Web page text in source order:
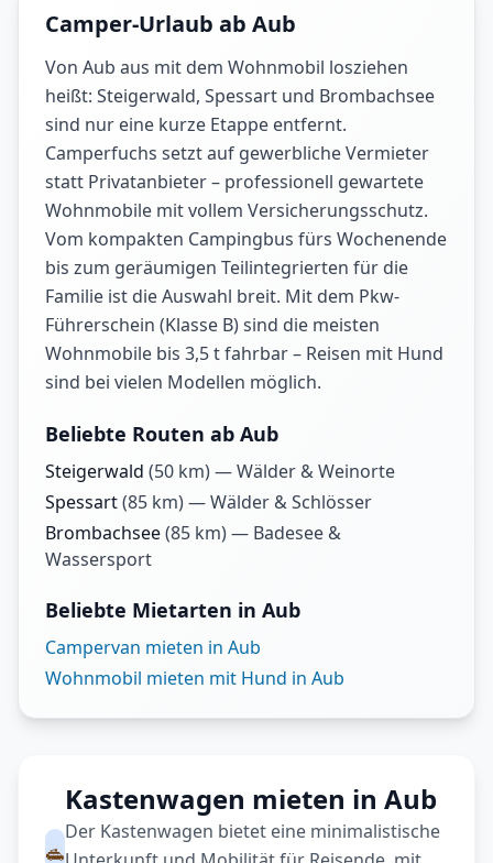
Camper-Urlaub ab Aub
Von Aub aus mit dem Wohnmobil losziehen
heißt: Steigerwald, Spessart und Brombachsee
sind nur eine kurze Etappe entfernt.
Camperfuchs setzt auf gewerbliche Vermieter
statt Privatanbieter – professionell gewartete
Wohnmobile mit vollem Versicherungsschutz.
Vom kompakten Campingbus fürs Wochenende
bis zum geräumigen Teilintegrierten für die
Familie ist die Auswahl breit. Mit dem Pkw-
Führerschein (Klasse B) sind die meisten
Wohnmobile bis 3,5 t fahrbar – Reisen mit Hund
sind bei vielen Modellen möglich.
Beliebte Routen ab Aub
Steigerwald (50 km) —Wälder & Weinorte
Spessart(85 km) —Wälder & Schlösser
Brombachsee(85 km) — Badesee &
Wassersport
Beliebte Mietarten in Aub
Campervan mieten in Aub
Wohnmobil mieten mit Hund in Aub
Kastenwagen mieten in Aub
Der Kastenwagen bietet eine minimalistische